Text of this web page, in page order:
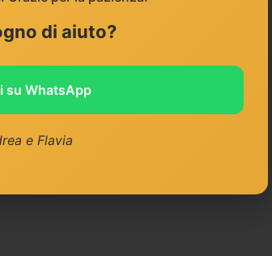
di aiuto?
su WhatsApp
e Flavia